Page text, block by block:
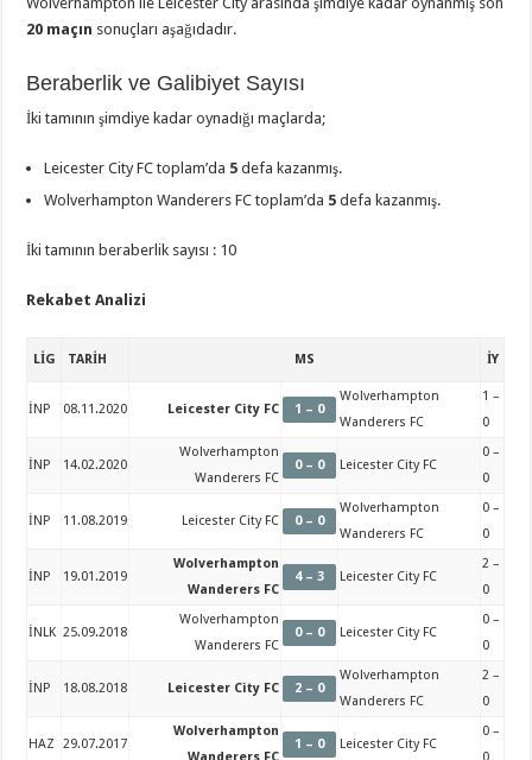
20 maçın sonuçları aşağıdadır.
Beraberlik ve Galibiyet Sayısı
İki tamının şimdiye kadar oynadığı maçlarda;
Leicester City FC toplam’da 5 defa kazanmış.
Wolverhampton Wanderers FC toplam’da 5 defa kazanmış.
İki tamının beraberlik sayısı : 10
Rekabet Analizi
LİG TARİH MS İY
İNP 08.11.2020 Leicester City FC 1 – 0
Wolverhampton
Wanderers FC
1 –
0
İNP 14.02.2020
Wolverhampton
Wanderers FC
0 – 0 Leicester City FC
0 –
0
İNP 11.08.2019 Leicester City FC 0 – 0
Wolverhampton
Wanderers FC
0 –
0
İNP 19.01.2019
Wolverhampton
Wanderers FC
4 – 3 Leicester City FC
2 –
0
İNLK 25.09.2018
Wolverhampton
Wanderers FC
0 – 0 Leicester City FC
0 –
0
İNP 18.08.2018 Leicester City FC 2 – 0
Wolverhampton
Wanderers FC
2 –
0
HAZ 29.07.2017
Wolverhampton
1 – 0 Leicester City FC
0 –